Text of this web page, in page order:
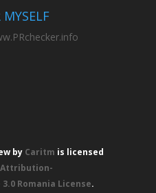
MYSELF
by Caritm is licensed
Attribution-
Romania License.